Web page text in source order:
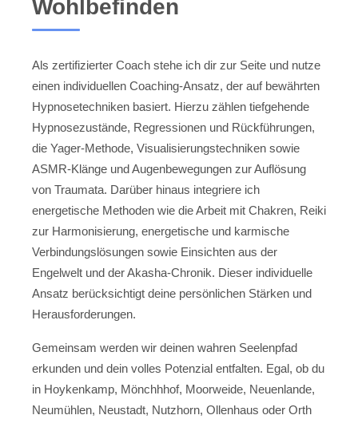
Wohlbefinden
Als zertifizierter Coach stehe ich dir zur Seite und nutze
einen individuellen Coaching-Ansatz, der auf bewährten
Hypnosetechniken basiert. Hierzu zählen tiefgehende
Hypnosezustände, Regressionen und Rückführungen,
die Yager-Methode, Visualisierungstechniken sowie
ASMR-Klänge und Augenbewegungen zur Auflösung
von Traumata. Darüber hinaus integriere ich
energetische Methoden wie die Arbeit mit Chakren, Reiki
zur Harmonisierung, energetische und karmische
Verbindungslösungen sowie Einsichten aus der
Engelwelt und der Akasha-Chronik. Dieser individuelle
Ansatz berücksichtigt deine persönlichen Stärken und
Herausforderungen.
Gemeinsam werden wir deinen wahren Seelenpfad
erkunden und dein volles Potenzial entfalten. Egal, ob du
in Hoykenkamp, Mönchhhof, Moorweide, Neuenlande,
Neumühlen, Neustadt, Nutzhorn, Ollenhaus oder Orth